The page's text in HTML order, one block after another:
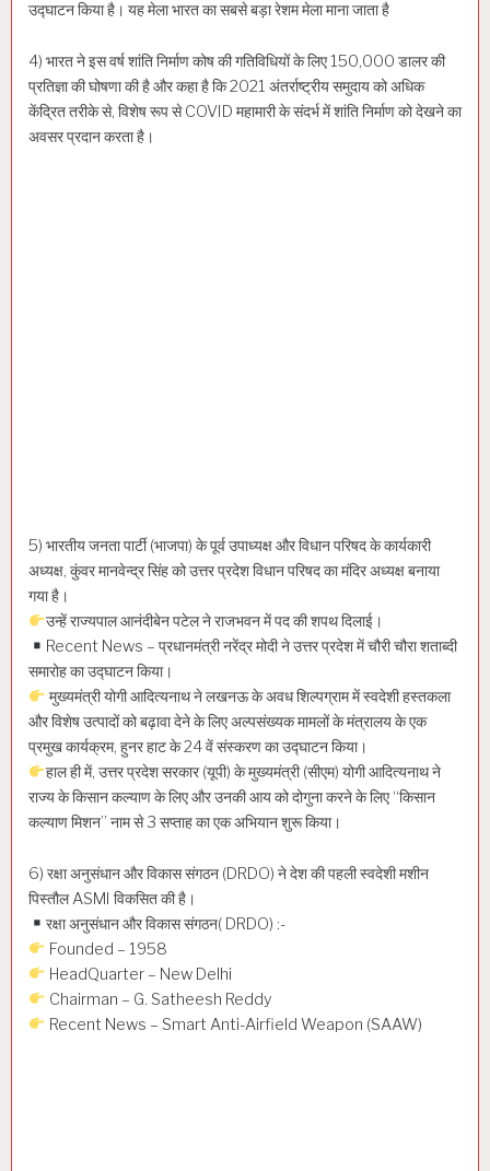
उद्घाटन किया है। यह मेला भारत का सबसे बड़ा रेशम मेला माना जाता है
4) भारत ने इस वर्ष शांति निर्माण कोष की गतिविधियों के लिए 150,000 डालर की
प्रतिज्ञा की घोषणा की है और कहा है कि 2021 अंतर्राष्ट्रीय समुदाय को अधिक
केंद्रित तरीके से, विशेष रूप से COVID महामारी के संदर्भ में शांति निर्माण को देखने का
अवसर प्रदान करता है।
5) भारतीय जनता पार्टी (भाजपा) के पूर्व उपाध्यक्ष और विधान परिषद के कार्यकारी
अध्यक्ष, कुंवर मानवेन्द्र सिंह को उत्तर प्रदेश विधान परिषद का मंदिर अध्यक्ष बनाया
गया है।
उन्हें राज्यपाल आनंदीबेन पटेल ने राजभवन में पद की शपथ दिलाई।
Recent News – प्रधानमंत्री नरेंद्र मोदी ने उत्तर प्रदेश में चौरी चौरा शताब्दी
समारोह का उद्घाटन किया।
मुख्यमंत्री योगी आदित्यनाथ ने लखनऊ के अवध शिल्पग्राम में स्वदेशी हस्तकला
और विशेष उत्पादों को बढ़ावा देने के लिए अल्पसंख्यक मामलों के मंत्रालय के एक
प्रमुख कार्यक्रम, हुनर ​​हाट के 24 वें संस्करण का उद्घाटन किया।
हाल ही में, उत्तर प्रदेश सरकार (यूपी) के मुख्यमंत्री (सीएम) योगी आदित्यनाथ ने
राज्य के किसान कल्याण के लिए और उनकी आय को दोगुना करने के लिए “किसान
कल्याण मिशन” नाम से 3 सप्ताह का एक अभियान शुरू किया।
6) रक्षा अनुसंधान और विकास संगठन (DRDO) ने देश की पहली स्वदेशी मशीन
पिस्तौल ASMI विकसित की है।
रक्षा अनुसंधान और विकास संगठन( DRDO) :-
Founded – 1958
HeadQuarter – New Delhi
Chairman – G. Satheesh Reddy
Recent News – Smart Anti-Airfield Weapon (SAAW)